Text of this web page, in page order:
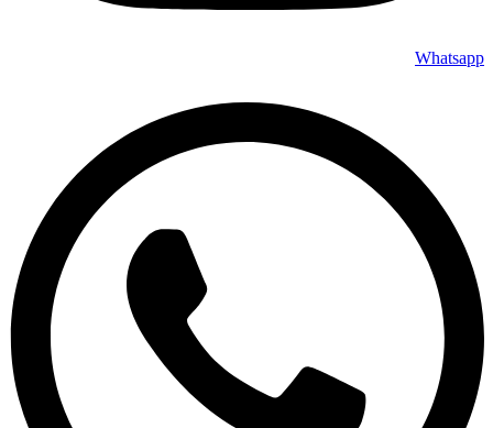
Whatsapp